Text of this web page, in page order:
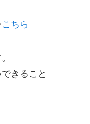
こちら
きること